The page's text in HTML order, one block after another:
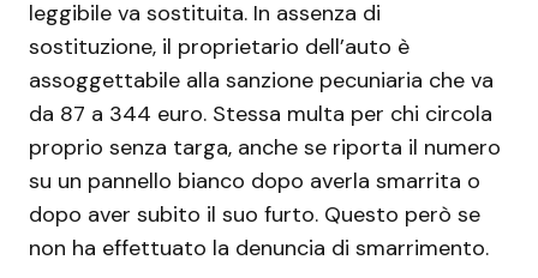
leggibile va sostituita. In assenza di
sostituzione, il proprietario dell’auto è
assoggettabile alla sanzione pecuniaria che va
da 87 a 344 euro. Stessa multa per chi circola
proprio senza targa, anche se riporta il numero
su un pannello bianco dopo averla smarrita o
dopo aver subito il suo furto. Questo però se
non ha effettuato la denuncia di smarrimento.